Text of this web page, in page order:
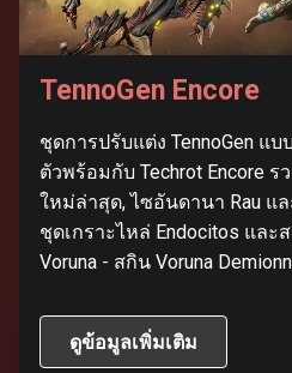
TennoGen Encore
ชุดการปรับแต่ง TennoGen แ
ตัวพร้อมกับ Techrot Encore ร
ใหม่ล่าสุด, ไซอันดานา Rau แ
ชุดเกราะไหล่ Endocitos และ
Voruna - สกิน Voruna
ดูข้อมูลเพิ่มเติม